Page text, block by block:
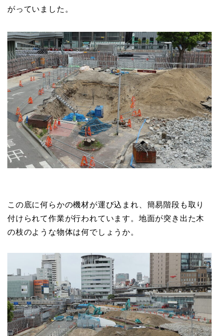
がっていました。
この底に何らかの機材が運び込まれ、簡易階段も取り
付けられて作業が行われています。地面が突き出た木
の枝のような物体は何でしょうか。